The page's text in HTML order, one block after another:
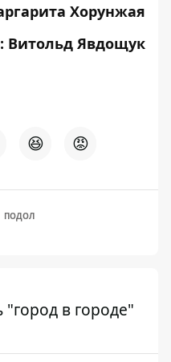
Хорунжая
Витольд Явдощук
😆 😡
ПОДОЛ
"город в городе"